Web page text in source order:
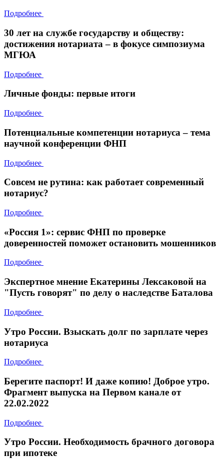
Подробнее
30 лет на службе государству и обществу:
достижения нотариата – в фокусе симпозиума
МГЮА
Подробнее
Личные фонды: первые итоги
Подробнее
Потенциальные компетенции нотариуса – тема
научной конференции ФНП
Подробнее
Совсем не рутина: как работает современный
нотариус?
Подробнее
«Россия 1»: сервис ФНП по проверке
доверенностей поможет остановить мошенников
Подробнее
Экспертное мнение Екатерины Лексаковой на
"Пусть говорят" по делу о наследстве Баталова
Подробнее
Утро России. Взыскать долг по зарплате через
нотариуса
Подробнее
Берегите паспорт! И даже копию! Доброе утро.
Фрагмент выпуска на Первом канале от
22.02.2022
Подробнее
Утро России. Необходимость брачного договора
при ипотеке